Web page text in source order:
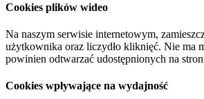
Cookies plików wideo
Na naszym serwisie internetowym,
użytkownika oraz liczydło kliknięć. Nie ma
powinien odtwarzać udostępnionych na
Cookies wpływające na wydajność